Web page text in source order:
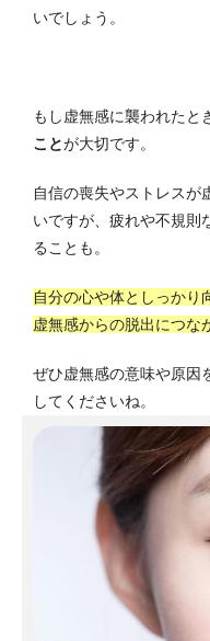
いでしょう。
もし虚無感に襲われたと
ことが大切です。
自信の喪失やストレスが
いですが、疲れや不規則
ることも。
自分の心や体としっかり
虚無感からの脱出につな
ぜひ虚無感の意味や原因
してくださいね。